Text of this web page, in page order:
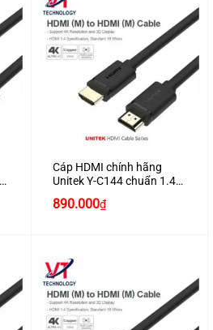
Cáp HDMI chính hãng
Unitek Y-C144 chuẩn 1.4
cao cấp
890.000₫